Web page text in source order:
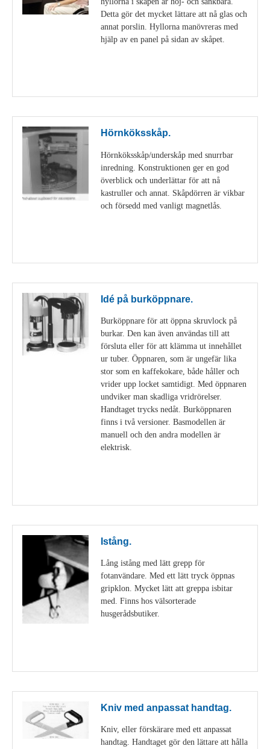
Detta gör det mycket lättare att nå glas och
annat porslin. Hyllorna manövreras med
hjälp av en panel på sidan av skåpet.
Hörnköksskåp.
Hörnköksskåp/underskåp med snurrbar
inredning. Konstruktionen ger en god
överblick och underlättar för att nå
kastruller och annat. Skåpdörren är vikbar
och försedd med vanligt magnetlås.
Idé på burköppnare.
Burköppnare för att öppna skruvlock på
burkar. Den kan även användas till att
försluta eller för att klämma ut innehållet
ur tuber. Öppnaren, som är ungefär lika
stor som en kaffekokare, både håller och
vrider upp locket samtidigt. Med öppnaren
undviker man skadliga vridrörelser.
Handtaget trycks nedåt. Burköppnaren
finns i två versioner. Basmodellen är
manuell och den andra modellen är
elektrisk.
Istång.
Lång istång med lätt grepp för
fotanvändare. Med ett lätt tryck öppnas
gripklon. Mycket lätt att greppa isbitar
med. Finns hos välsorterade
husgerådsbutiker.
Kniv med anpassat handtag.
Kniv, eller förskärare med ett anpassat
handtag. Handtaget gör den lättare att hålla